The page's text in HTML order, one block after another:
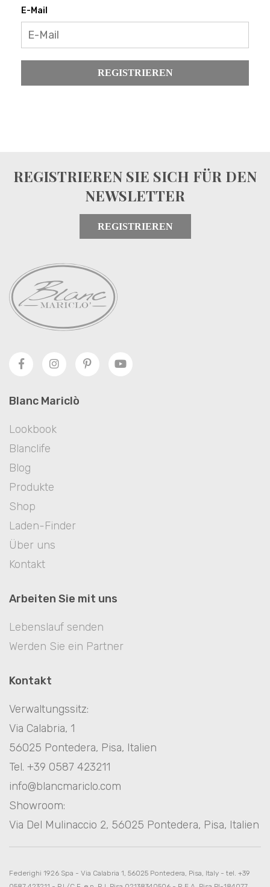
E-Mail
REGISTRIEREN
REGISTRIEREN SIE SICH FÜR DEN
NEWSLETTER
REGISTRIEREN
Blanc Mariclò
Lookbook
Blanclife
Blog
Produkte
Shop
Laden-Finder
Über uns
Kontakt
Arbeiten Sie mit uns
Lebenslauf senden
Werden Sie ein Partner
Kontakt
Verwaltungssitz:
Via Calabria, 1
56025 Pontedera, Pisa, Italien
Tel. +39 0587 423211
info@blancmariclo.com
Showroom:
Via Del Mulinaccio 2, 56025 Pontedera, Pisa, Italien
Federighi 1926 Spa - Via Calabria 1, 56025 Pontedera, Pisa, Italy - tel. +39